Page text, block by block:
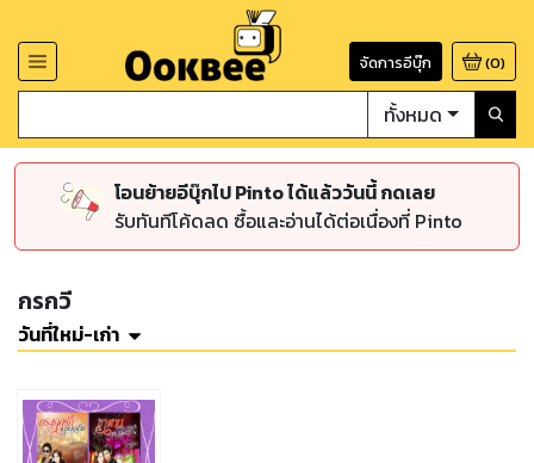
จัดการอีบุ๊ก (0)
ทั้งหมด
โอนย้ายอีบุ๊กไป Pinto ได้แล้ววันนี้ กดเลย
รับทันทีโค้ดลด ซื้อและอ่านได้ต่อเนื่องที่ Pinto
กรกวี
วันที่ใหม่-เก่า